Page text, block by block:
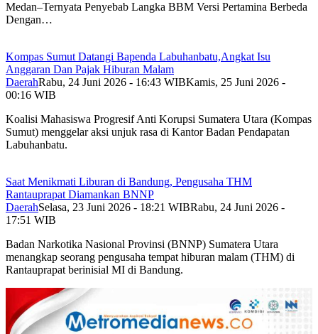
Medan–Ternyata Penyebab Langka BBM Versi Pertamina Berbeda
Dengan…
Kompas Sumut Datangi Bapenda Labuhanbatu,Angkat Isu
Anggaran Dan Pajak Hiburan Malam
DaerahRabu, 24 Juni 2026 - 16:43 WIBKamis, 25 Juni 2026 -
00:16 WIB
Koalisi Mahasiswa Progresif Anti Korupsi Sumatera Utara (Kompas
Sumut) menggelar aksi unjuk rasa di Kantor Badan Pendapatan
Labuhanbatu.
Saat Menikmati Liburan di Bandung, Pengusaha THM
Rantauprapat Diamankan BNNP
DaerahSelasa, 23 Juni 2026 - 18:21 WIBRabu, 24 Juni 2026 -
17:51 WIB
Badan Narkotika Nasional Provinsi (BNNP) Sumatera Utara
menangkap seorang pengusaha tempat hiburan malam (THM) di
Rantauprapat berinisial MI di Bandung.